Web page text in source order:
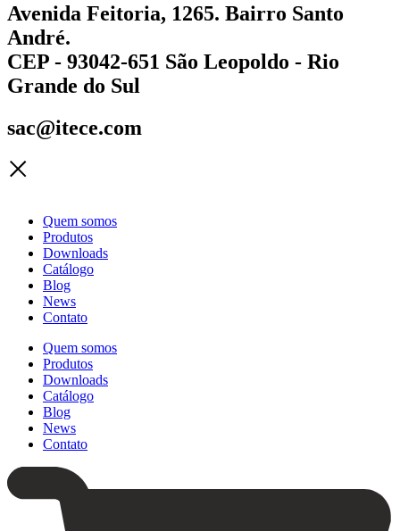
Avenida Feitoria, 1265. Bairro Santo
André.
CEP - 93042-651 São Leopoldo - Rio
Grande do Sul
sac@itece.com
Quem somos
Produtos
Downloads
Catálogo
Blog
News
Contato
Quem somos
Produtos
Downloads
Catálogo
Blog
News
Contato